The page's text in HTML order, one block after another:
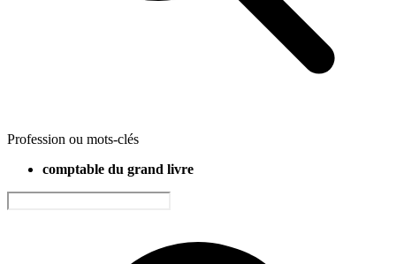
Profession ou mots-clés
comptable du grand livre